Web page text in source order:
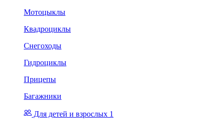
Мотоцыклы
Квадроциклы
Снегоходы
Гидроциклы
Прицепы
Багажники
Для детей и взрослых 1